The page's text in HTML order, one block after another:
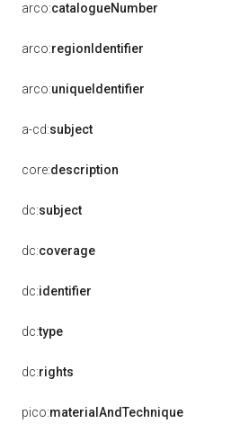
arco:catalogueNumber
arco:regionIdentifier
arco:uniqueIdentifier
a-cd:subject
core:description
dc:subject
dc:coverage
dc:identifier
dc:type
dc:rights
pico:materialAndTechnique